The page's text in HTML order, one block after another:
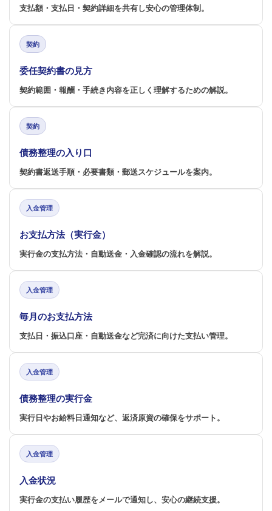
支払額・支払日・契約詳細を共有し安心の管理体制。
契約
委任契約書の見方
契約範囲・報酬・手続き内容を正しく理解するための解説。
契約
債務整理の入り口
契約書返送手順・必要書類・郵送スケジュールを案内。
入金管理
お支払方法（実行金）
実行金の支払方法・自動送金・入金確認の流れを解説。
入金管理
毎月のお支払方法
支払日・振込口座・自動送金など完済に向けた支払い管理。
入金管理
債務整理の実行金
実行日やお給料日通知など、返済原資の確保をサポート。
入金管理
入金状況
実行金の支払い履歴をメールで通知し、安心の継続支援。